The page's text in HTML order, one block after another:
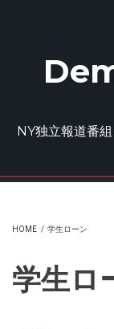
NY独立報道番組
HOME / 学生ローン
学生ロ